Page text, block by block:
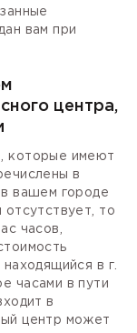
вам при
центра,
которые имеют
в
вашем городе
отсутствует, то
часов,
в г.
часами в пути
в
центр может